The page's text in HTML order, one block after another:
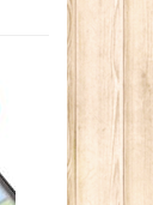
Ледоступы,
обуви
260сом